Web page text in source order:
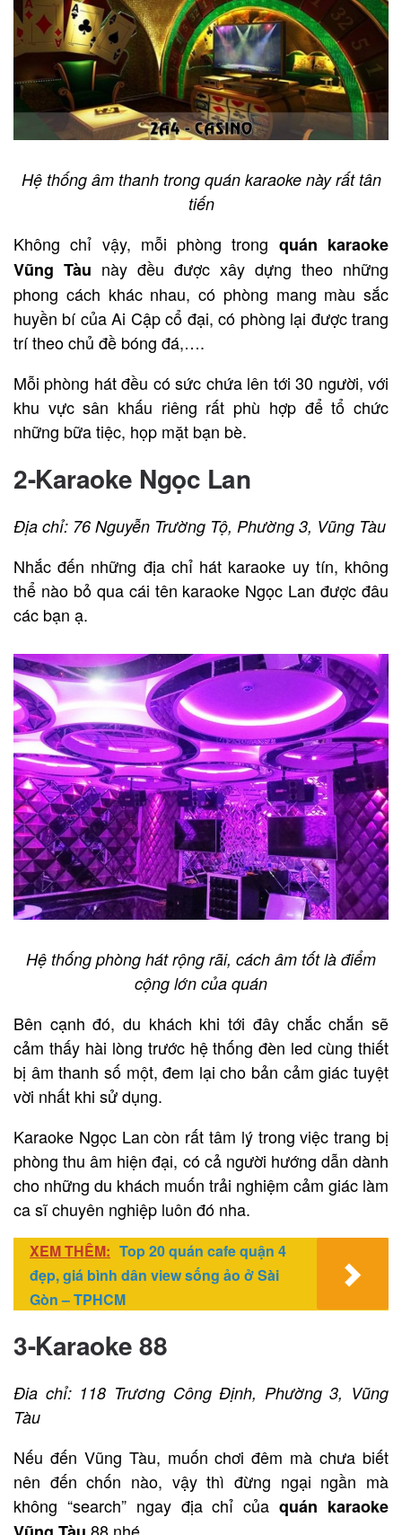
Hệ thống âm thanh trong quán karaoke này rất tân
tiến
Không chỉ vậy, mỗi phòng trong quán karaoke
Vũng Tàu này đều được xây dựng theo những
phong cách khác nhau, có phòng mang màu sắc
huyền bí của Ai Cập cổ đại, có phòng lại được trang
trí theo chủ đề bóng đá,….
Mỗi phòng hát đều có sức chứa lên tới 30 người, với
khu vực sân khấu riêng rất phù hợp để tổ chức
những bữa tiệc, họp mặt bạn bè.
2-Karaoke Ngọc Lan
Địa chỉ: 76 Nguyễn Trường Tộ, Phường 3, Vũng Tàu
Nhắc đến những địa chỉ hát karaoke uy tín, không
thể nào bỏ qua cái tên karaoke Ngọc Lan được đâu
các bạn ạ.
Hệ thống phòng hát rộng rãi, cách âm tốt là điểm
cộng lớn của quán
Bên cạnh đó, du khách khi tới đây chắc chắn sẽ
cảm thấy hài lòng trước hệ thống đèn led cùng thiết
bị âm thanh số một, đem lại cho bản cảm giác tuyệt
vời nhất khi sử dụng.
Karaoke Ngọc Lan còn rất tâm lý trong việc trang bị
phòng thu âm hiện đại, có cả người hướng dẫn dành
cho những du khách muốn trải nghiệm cảm giác làm
ca sĩ chuyên nghiệp luôn đó nha.
XEM THÊM: Top 20 quán cafe quận 4
đẹp, giá bình dân view sống ảo ở Sài
Gòn – TPHCM
3-Karaoke 88
Đia chỉ: 118 Trương Công Định, Phường 3, Vũng
Tàu
Nếu đến Vũng Tàu, muốn chơi đêm mà chưa biết
nên đến chốn nào, vậy thì đừng ngại ngần mà
không “search” ngay địa chỉ củaquán karaoke